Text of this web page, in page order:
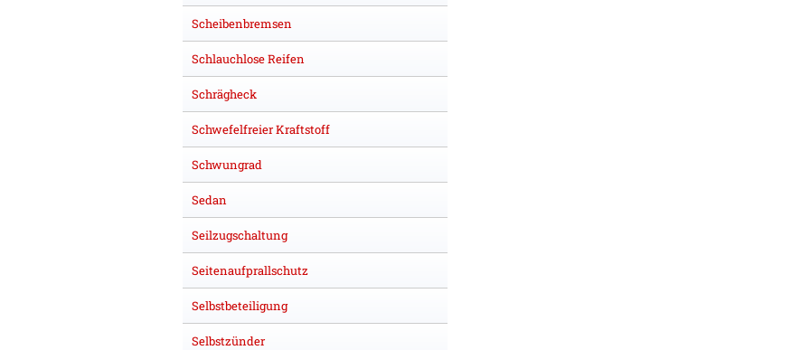
Scheibenbremsen
Schlauchlose Reifen
Schrägheck
Schwefelfreier Kraftstoff
Schwungrad
Sedan
Seilzugschaltung
Seitenaufprallschutz
Selbstbeteiligung
Selbstzünder